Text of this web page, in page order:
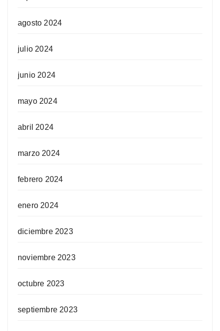
agosto 2024
julio 2024
junio 2024
mayo 2024
abril 2024
marzo 2024
febrero 2024
enero 2024
diciembre 2023
noviembre 2023
octubre 2023
septiembre 2023